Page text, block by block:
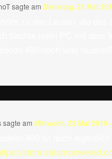
sagte am Dienstag, 21 Mai
sagte am Mittwoch, 22 Mai 2019